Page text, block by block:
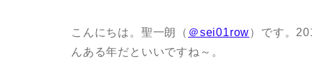
こんにちは。聖一朗（ ＠sei01row）です。
んある年だといいですね～。